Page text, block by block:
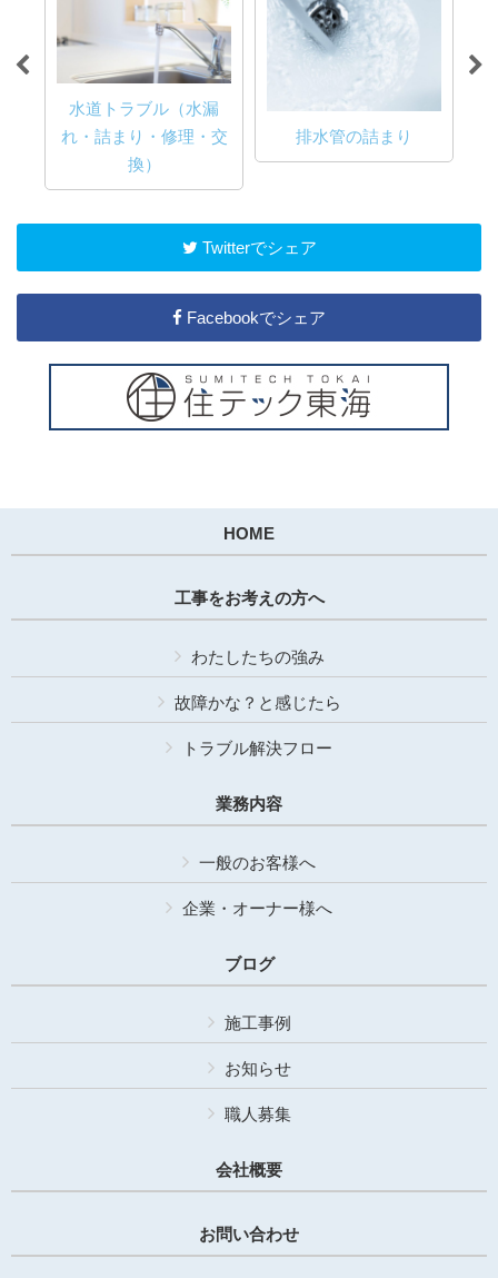
水道トラブル（水漏
れ・詰まり・修理・交
換）
排水管の詰まり
Twitterでシェア
Facebookでシェア
HOME
工事をお考えの方へ
わたしたちの強み
故障かな？と感じたら
トラブル解決フロー
業務内容
一般のお客様へ
企業・オーナー様へ
ブログ
施工事例
お知らせ
職人募集
会社概要
お問い合わせ